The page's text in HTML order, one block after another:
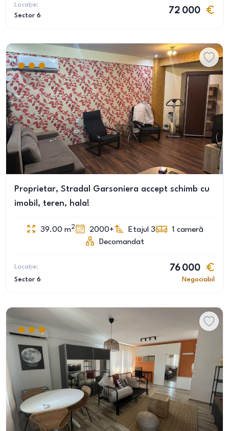
Locație:
Sector 6
72 000
Proprietar, Stradal Garsoniera accept schimb cu
imobil, teren, hala!
39.00 m2 2000+ Etajul 3 1 cameră
Decomandat
Locație:
Sector 6
76 000
Negociabil